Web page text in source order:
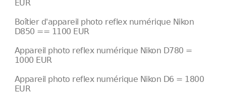
EUR
Boîtier d'appareil photo reflex numérique Nikon
D850 == 1100 EUR
Appareil photo reflex numérique Nikon D780 =
1000 EUR
Appareil photo reflex numérique Nikon D6 = 1800
EUR